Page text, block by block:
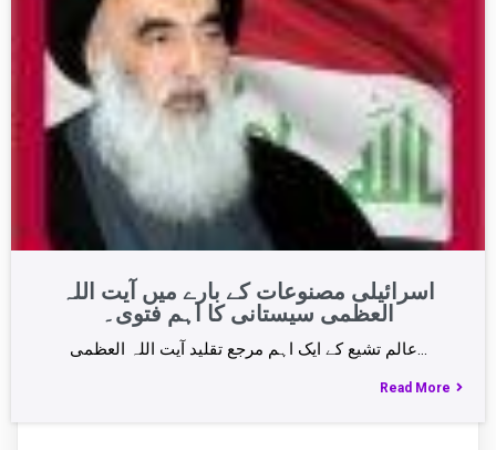
اسرائیلی مصنوعات کے بارے میں آیت اللہ
العظمی سیستانی کا اہم فتوی۔
عالم تشیع کے ایک اہم مرجع تقلید آیت اللہ العظمی…
Read More